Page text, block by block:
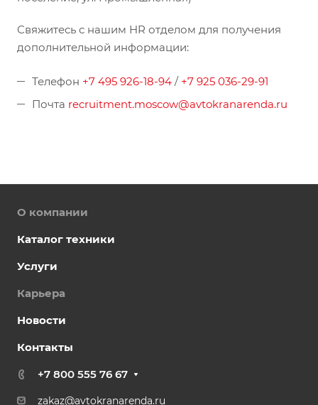
Свяжитесь с нашим HR отделом для получения
дополнительной информации:
Телефон +7 495 926-18-94 / +7 925 036-29-91
Почта recruitment.moscow@avtokranarenda.ru
О компании
Каталог техники
Услуги
Карьера
Новости
Контакты
+7 800 555 76 67
zakaz@avtokranarenda.ru